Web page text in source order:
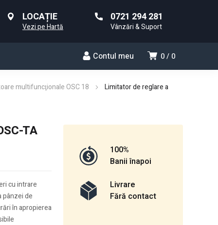
LOCAȚIE
Vezi pe Hartă
0721 294 281
Vânzări & Suport
0 0
Contul meu
multifuncţionale OSC 18
Limitator de reglare a
TA
cu intrare
pânzei de
în apropierea
100%
Banii înapoi
Livrare
Fără contact